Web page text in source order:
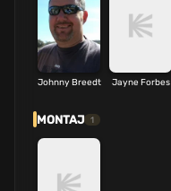
Johnny Breedt Jayne Forbes
MONTAJ 1